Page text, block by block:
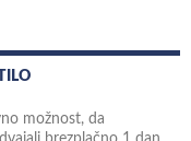
možnost, da